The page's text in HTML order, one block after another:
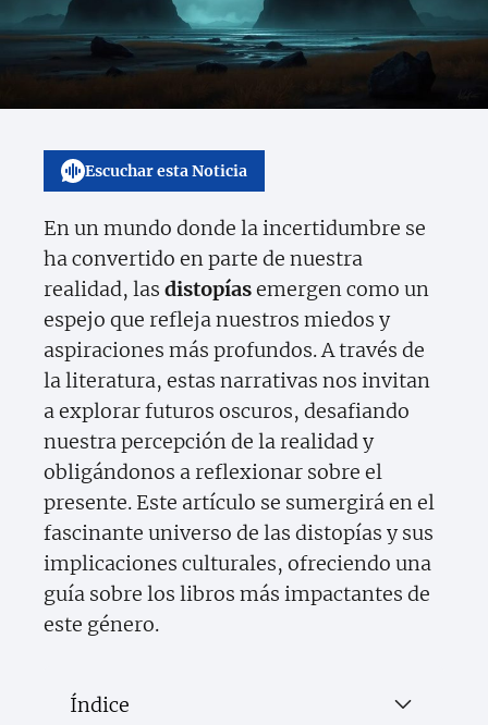
Escuchar esta Noticia
En un mundo donde la incertidumbre se
ha convertido en parte de nuestra
realidad, las distopíasemergen como un
espejo que refleja nuestros miedos y
aspiraciones más profundos. A través de
la literatura, estas narrativas nos invitan
a explorar futuros oscuros, desafiando
nuestra percepción de la realidad y
obligándonos a reflexionar sobre el
presente. Este artículo se sumergirá en el
fascinante universo de las distopías y sus
implicaciones culturales, ofreciendo una
guía sobre los libros más impactantes de
este género.
Índice